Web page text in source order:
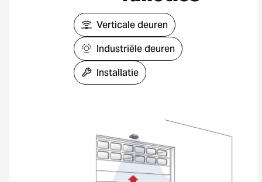
Verticale deuren
Industriële deuren
Installatie